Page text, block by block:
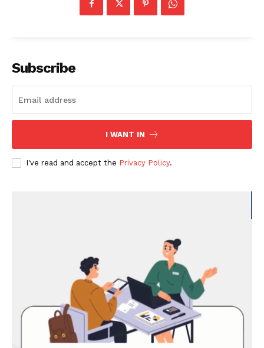
Subscribe
I WANT IN
I've read and accept the Privacy Policy.